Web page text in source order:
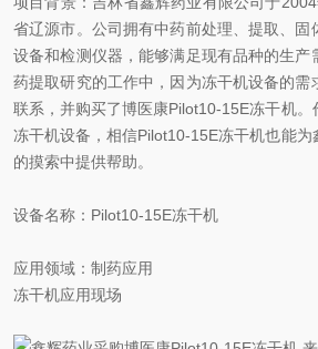
省辽源市。公司拥有中药前处理、提取、固
设备和检测仪器，能够满足现有品种的生产
药提取研究的工作中，因为冻干机设备的需
联系，并购买了博医康Pilot10-15E冻干机。
冻干机设备，相信Pilot10-15E冻干机也能为
的摸索中提供帮助。
设备名称：Pilot10-15E冻干机
应用领域：制药应用
冻干机应用现场